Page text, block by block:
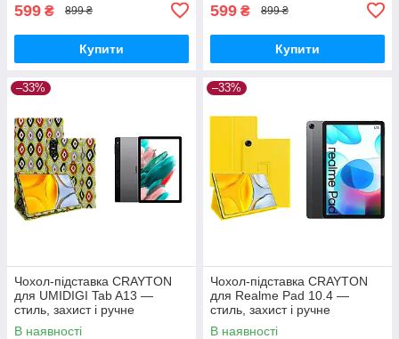
599 ₴ 899 ₴
Купити
599 ₴ 899 ₴
Купити
–33%
Чохол-підставка CRAYTON
для UMIDIGI Tab A13 —
стиль, захист і ручне
збирання, колір Камні
В наявності
–33%
Чохол-підставка CRAYTON
для Realme Pad 10.4 —
стиль, захист і ручне
збирання, колір Жовтий
В наявності